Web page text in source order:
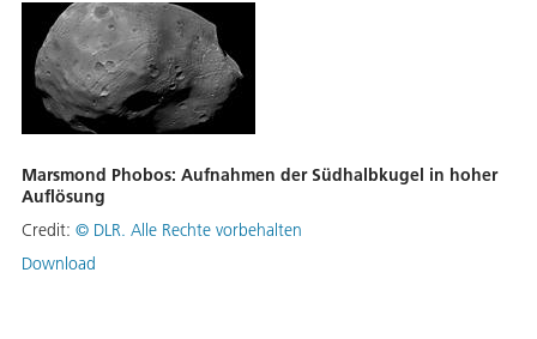
Marsmond Phobos: Aufnahmen der Südhalbkugel in hoher
Auflösung
Credit: © DLR. Alle Rechte vorbehalten
Download